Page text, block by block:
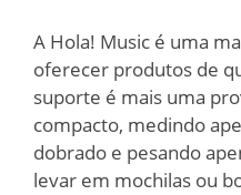
A Hola! Music é uma
oferecer produtos de
suporte é mais uma
compacto, medindo
dobrado e pesando
levar em mochilas ou